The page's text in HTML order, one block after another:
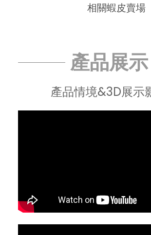
相關蝦皮賣場
產品展示
產品情境&3D展示